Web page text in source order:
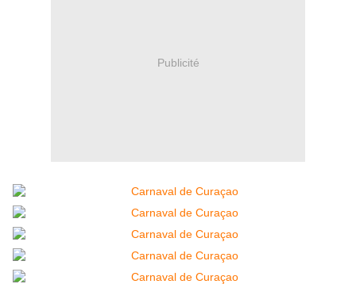
Publicité